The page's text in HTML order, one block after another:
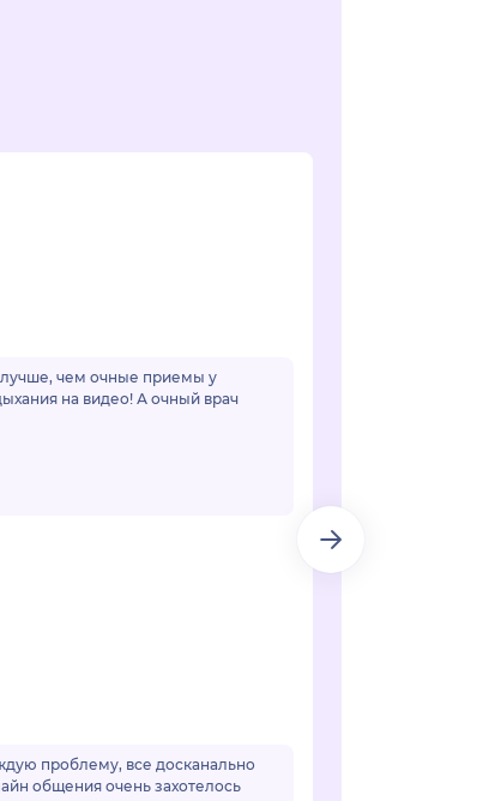
лучше, чем очные приемы у
на видео! А очный врач
проблему, все досканально
общения очень захотелось